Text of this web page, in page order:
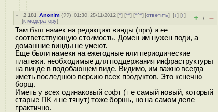
2.181 ,Anonim (??), 01:30, 25/11/2012 [^] [^^] [^^^] [ответить][↓] [↑]
[к модератору] + / –
Там был намек на редакцию винды (про) и ее
соответствующую стоимость. Домен им нужен поди, а
домашние винды не умеют.
Еще были намеки на ежегодные или периодические
платежи, необходимые для поддержания инфраструктуры
на винде в подобающем виде. Видимо, им важно всегда
иметь последнюю версию всех продуктов. Это конечно
борщ.
Иметь у всех одинаковый софт (т е самый новый, который
старые ПК и не тянут) тоже борщь, но на самом деле
практично.